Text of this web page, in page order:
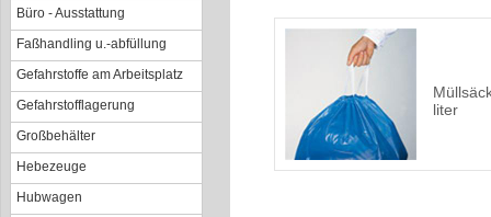
Büro - Ausstattung
Faßhandling u.-abfüllung
Gefahrstoffe am Arbeitsplatz
Gefahrstofflagerung
Großbehälter
Hebezeuge
Hubwagen
liter